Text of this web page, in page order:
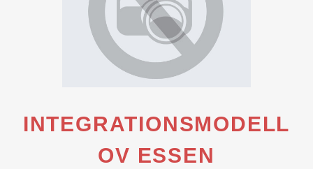
INTEGRATIONSMODELL
OV ESSEN